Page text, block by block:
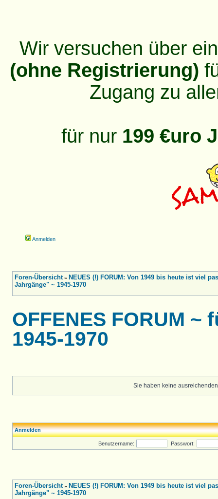
Wir versuchen über
(ohne Registrierung)
Zugang zu
für nur 199 €uro
Anmelden
Foren-Übersicht» NEUES (!) FORUM: Von 1949 bis heute ist viel
Jahrgänge" ~ 1945-1970
OFFENES FORUM
1945-1970
Sie haben keine
Anmelden
Benutzername: Passwort:
Foren-Übersicht» NEUES (!) FORUM: Von 1949 bis heute ist viel
Jahrgänge" ~ 1945-1970